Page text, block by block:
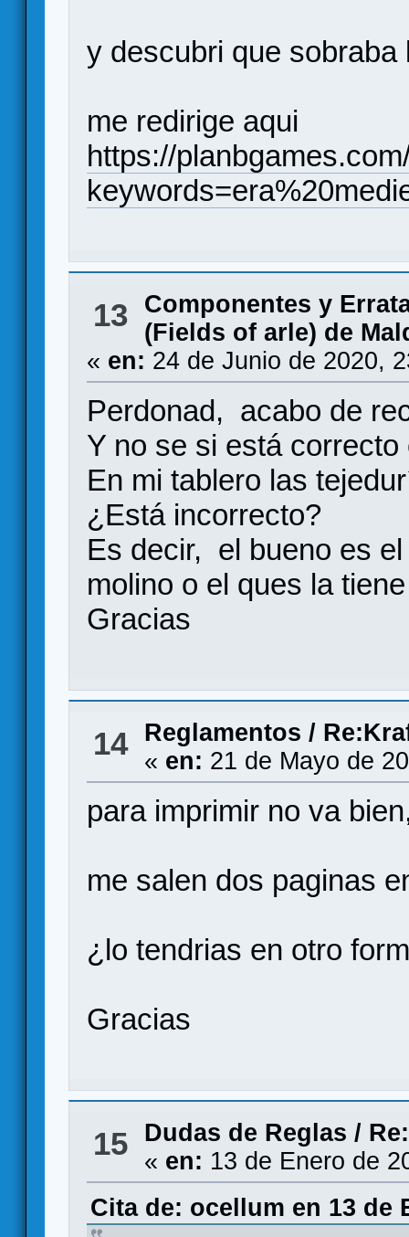
y descubri que sobraba
me redirige aqui
https://
13
Componentes y
(Fields of arle) de
« en: 24 de Junio de 2020,
Perdonad, acabo de
Y no se si está correcto
En mi tablero las
¿Está incorrecto?
Es decir, el bueno es
molino o el ques la
Gracias
14 Reglamentos /
« en: 21 de Mayo de
para imprimir no va
me salen dos paginas
¿lo tendrias en otro
Gracias
15 Dudas de Reglas /
« en: 13 de Enero de
Cita de: ocellum en 13 de